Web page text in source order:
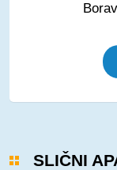
SLIČNI